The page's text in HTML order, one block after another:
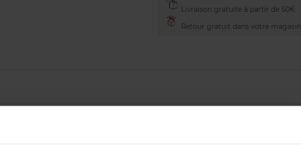
Livraison gratuite à partir de 50€
Retour gratuit dans votre magasin